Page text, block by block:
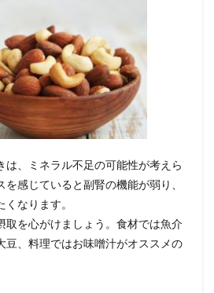
は、ミネラル不足の可能性が考えら
感じていると副腎の機能が弱り、
なります。
取を心がけましょう。食材では魚介
豆、料理ではお味噌汁がオススメの